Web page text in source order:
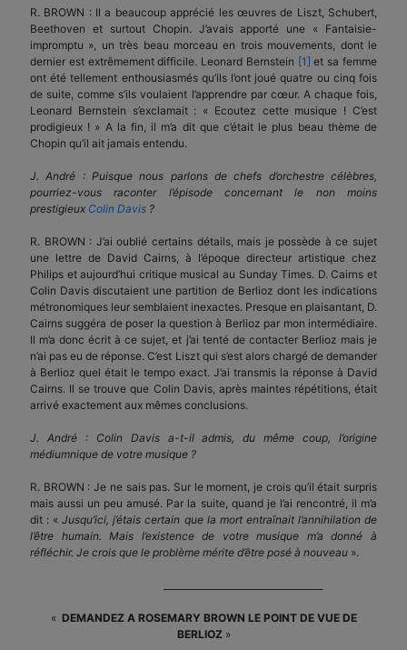
R. BROWN : Il a beaucoup apprécié les œuvres de Liszt, Schubert,
Beethoven et surtout Chopin. J’avais apporté une « Fantaisie-
impromptu », un très beau morceau en trois mouvements, dont le
dernier est extrêmement difficile. Leonard Bernstein [1] et sa femme
ont été tellement enthousiasmés qu’ils l’ont joué quatre ou cinq fois
de suite, comme s’ils voulaient l’apprendre par cœur. A chaque fois,
Leonard Bernstein s’exclamait : « Ecoutez cette musique ! C’est
prodigieux ! » A la fin, il m’a dit que c’était le plus beau thème de
Chopin qu’il ait jamais entendu.
J. André : Puisque nous parlons de chefs d’orchestre célèbres,
pourriez-vous raconter l’épisode concernant le non moins
prestigieux Colin Davis ?
R. BROWN : J’ai oublié certains détails, mais je possède à ce sujet
une lettre de David Cairns, à l’époque directeur artistique chez
Philips et aujourd’hui critique musical au Sunday Times. D. Cairns et
Colin Davis discutaient une partition de Berlioz dont les indications
métronomiques leur semblaient inexactes. Presque en plaisantant, D.
Cairns suggéra de poser la question à Berlioz par mon intermédiaire.
Il m’a donc écrit à ce sujet, et j’ai tenté de contacter Berlioz mais je
n’ai pas eu de réponse. C’est Liszt qui s’est alors chargé de demander
à Berlioz quel était le tempo exact. J’ai transmis la réponse à David
Cairns. Il se trouve que Colin Davis, après maintes répétitions, était
arrivé exactement aux mêmes conclusions.
J. André : Colin Davis a-t-il admis, du même coup, l’origine
médiumnique de votre musique ?
R. BROWN : Je ne sais pas. Sur le moment, je crois qu’il était surpris
mais aussi un peu amusé. Par la suite, quand je l’ai rencontré, il m’a
dit : «Jusqu’ici, j’étais certain que la mort entraînait l’annihilation de
l’être humain. Mais l’existence de votre musique m’a donné à
réfléchir. Je crois que le problème mérite d’être posé à nouveau ».
« DEMANDEZ A ROSEMARY BROWN LE POINT DE VUE DE
BERLIOZ»